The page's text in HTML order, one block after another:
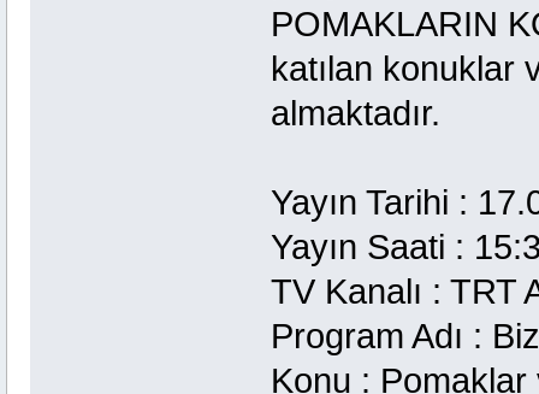
POMAKLARIN
katılan konuklar
almaktadır.
Yayın Tarihi :
Yayın Saati :
TV Kanalı : TRT
Program Adı :
Konu : Pomaklar